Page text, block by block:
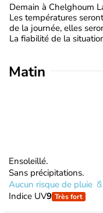
Demain à Chelghoum
Les températures
de la journée, elles
La fiabilité de la
Matin
Ensoleillé.
Sans précipitations.
Aucun risque de pluie
Indice UV9 Très fort